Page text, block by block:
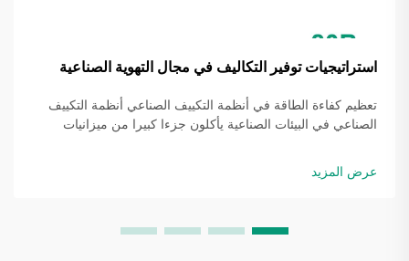
استراتيجيات توفير التكاليف في مجال التهوية الصناعية
تعظيم كفاءة الطاقة في أنظمة التكييف الصناعي أنظمة التكييف
الصناعي في البيئات الصناعية يأكلون جزءا كبيرا من ميزانيات
الشركات بزيادة كفاءة استخدام الطاقة في التدفئة والتهوية
عرض المزيد